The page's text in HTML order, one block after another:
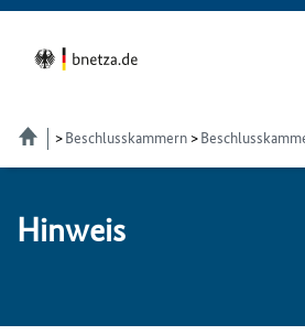
Beschlusskammern
Hin­weis